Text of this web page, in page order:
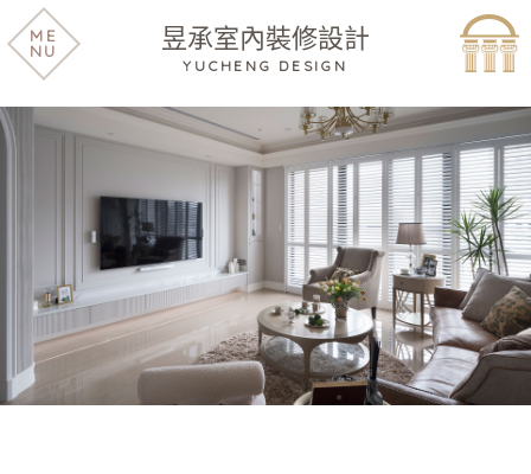
昱承室內裝修設計
YUCHENG DESIGN
ME
NU